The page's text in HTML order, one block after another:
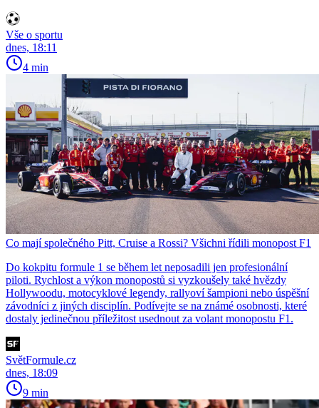
Vše o sportu
dnes, 18:11
4 min
Co mají společného Pitt, Cruise a Rossi? Všichni řídili monopost F1
Do kokpitu formule 1 se během let neposadili jen profesionální
piloti. Rychlost a výkon monopostů si vyzkoušely také hvězdy
Hollywoodu, motocyklové legendy, rallyoví šampioni nebo úspěšní
závodníci z jiných disciplín. Podívejte se na známé osobnosti, které
dostaly jedinečnou příležitost usednout za volant monopostu F1.
SvětFormule.cz
dnes, 18:09
9 min